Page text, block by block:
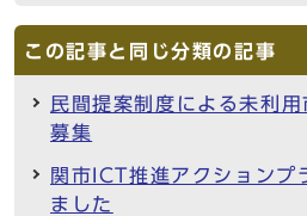
この記事と同じ分類の記事
民間提案制度による未利
募集
関市ICT推進アクション
ました